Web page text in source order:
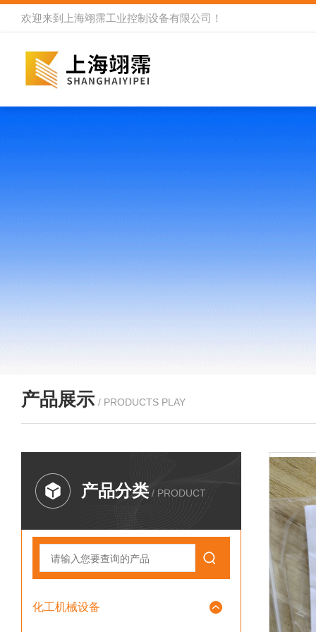
欢迎来到 上海翊霈工业控制设备有限公司 ！
产品展示 / PRODUCTS PLAY
产品分类 / PRODUCT
化工机械设备